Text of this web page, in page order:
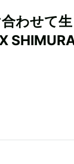
わせて生